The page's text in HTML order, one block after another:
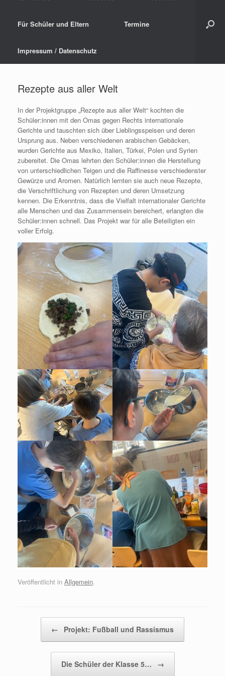
Für Schüler und Eltern Termine
Impressum / Datenschutz
Rezepte aus aller Welt
In der Projektgruppe „Rezepte aus aller Welt“ kochten die
Schüler:innen mit den Omas gegen Rechts internationale
Gerichte und tauschten sich über Lieblingsspeisen und deren
Ursprung aus. Neben verschiedenen arabischen Gebäcken,
wurden Gerichte aus Mexiko, Italien, Türkei, Polen und Syrien
zubereitet. Die Omas lehrten den Schüler:innen die Herstellung
von unterschiedlichen Teigen und die Raffinesse verschiedenster
Gewürze und Aromen. Natürlich lernten sie auch neue Rezepte,
die Verschriftlichung von Rezepten und deren Umsetzung
kennen. Die Erkenntnis, dass die Vielfalt internationaler Gerichte
alle Menschen und das Zusammensein bereichert, erlangten die
Schüler:innen schnell. Das Projekt war für alle Beteiligten ein
voller Erfolg.
Veröffentlicht in Allgemein.
← Projekt: Fußball und Rassismus
Die Schüler der Klasse 5… →